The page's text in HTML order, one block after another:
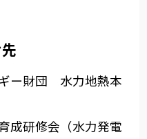
ー財団 水力地熱本
成研修会（水力発電